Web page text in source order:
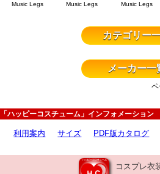
Music Legs
Music Legs
Music Legs
カテゴリー
メーカー一
「ハッピーコスチューム」インフォメーション
利用案内 サイズ PDF版カタログ
コスプレ衣